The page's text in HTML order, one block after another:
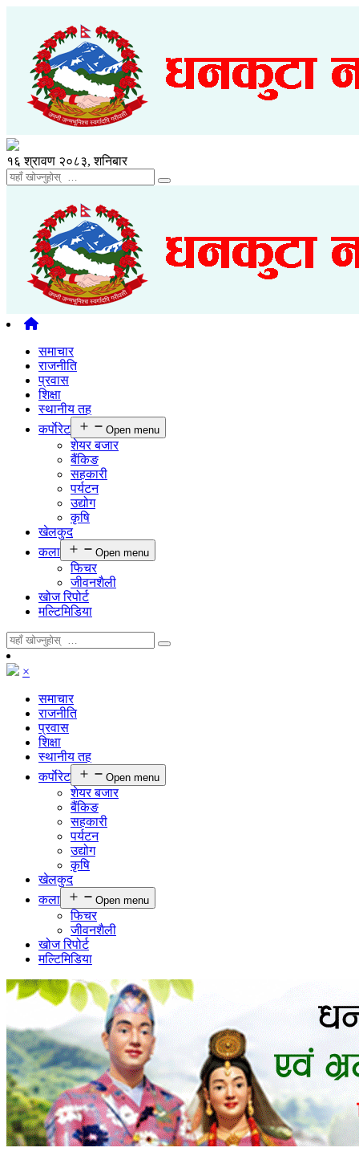
१६ श्रावण २०८३, शनिबार
समाचार
राजनीति
प्रवास
शिक्षा
स्थानीय तह
कर्पाेरेट
Open menu
शेयर बजार
बैंकिङ
सहकारी
पर्यटन
उद्योग
कृषि
खेलकुद
कला
Open menu
फिचर
जीवनशैली
खोज रिपोर्ट
मल्टिमिडिया
×
समाचार
राजनीति
प्रवास
शिक्षा
स्थानीय तह
कर्पाेरेट
Open menu
शेयर बजार
बैंकिङ
सहकारी
पर्यटन
उद्योग
कृषि
खेलकुद
कला
Open menu
फिचर
जीवनशैली
खोज रिपोर्ट
मल्टिमिडिया